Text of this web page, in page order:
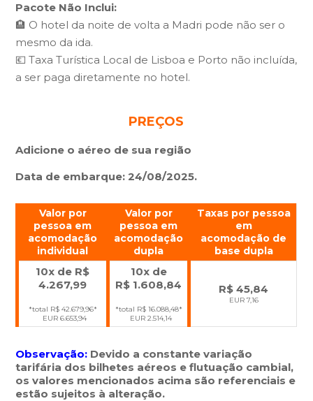
Pacote Não Inclui:
🏨 O hotel da noite de volta a Madri pode não ser o
mesmo da ida.
💶 Taxa Turística Local de Lisboa e Porto não incluída,
a ser paga diretamente no hotel.
PREÇOS
Adicione o aéreo de sua região
Data de embarque: 24/08/2025.
Valor por
pessoa em
acomodação
individual
Valor por
pessoa em
acomodação
dupla
Taxas por pessoa
em
acomodação de
base dupla
10x de R$
4.267,99
*total R$ 42.679,96*
EUR 6.653,94
10x de
R$ 1.608,84
*total R$ 16.088,48*
EUR 2.514,14
R$ 45,84
EUR 7,16
Observação: Devido a constante variação
tarifária dos bilhetes aéreos e flutuação cambial,
os valores mencionados acima são referenciais e
estão sujeitos à alteração.